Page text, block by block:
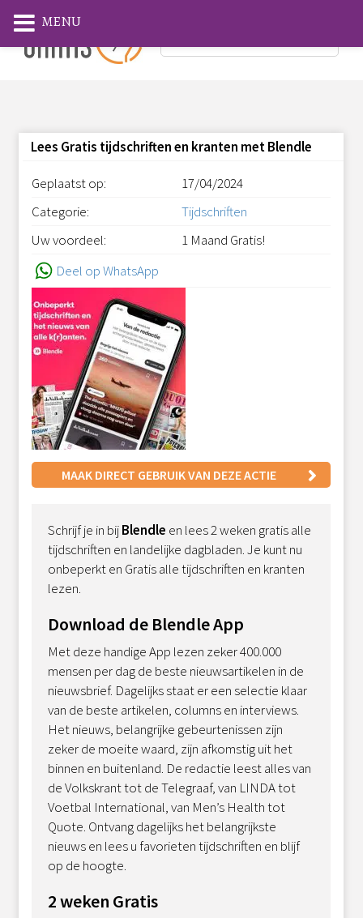
Lees Gratis tijdschriften en kranten met Blendle
Geplaatst op:
17/04/2024
Categorie:
Tijdschriften
Uw voordeel:
1 Maand Gratis!
Deel op WhatsApp
MAAK DIRECT GEBRUIK VAN DEZE ACTIE
Schrijf je in bijBlendle en lees 2 weken gratis alle
tijdschriften en landelijke dagbladen. Je kunt nu
onbeperkt en Gratis alle tijdschriften en kranten
lezen.
Download de Blendle App
Met deze handige App lezen zeker 400.000
mensen per dag de beste nieuwsartikelen in de
nieuwsbrief. Dagelijks staat er een selectie klaar
van de beste artikelen, columns en interviews.
Het nieuws, belangrijke gebeurtenissen zijn
zeker de moeite waard, zijn afkomstig uit het
binnen en buitenland. De redactie leest alles van
de Volkskrant tot de Telegraaf, van LINDA tot
Voetbal International, van Men’s Health tot
Quote. Ontvang dagelijks het belangrijkste
nieuws en lees u favorieten tijdschriften en blijf
op de hoogte.
2 weken Gratis
MENU